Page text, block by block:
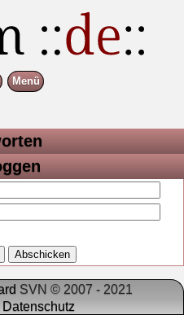
Menü
SVN © 2007 - 2021
Datenschutz